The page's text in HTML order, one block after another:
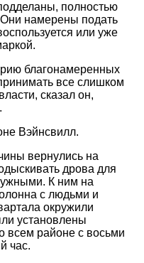
полностью
намерены подать
или уже
благонамеренных
все слишком
сказал он,
Вэйнсвилл.
вернулись на
дрова для
К ним на
с людьми и
окружили
установлены
всем районе с восьми
час.